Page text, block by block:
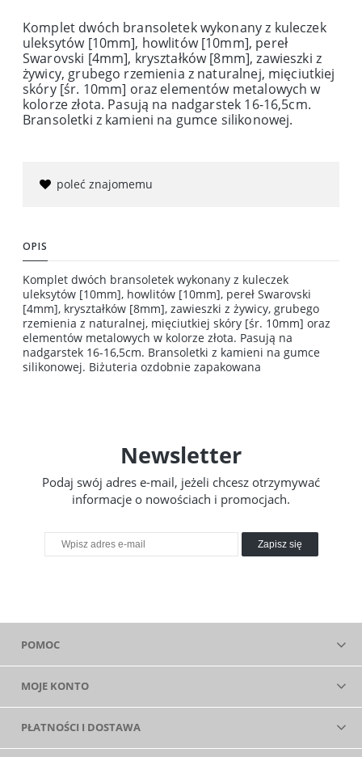
Komplet dwóch bransoletek wykonany z kuleczek
uleksytów [10mm], howlitów [10mm], pereł
Swarovski [4mm], kryształków [8mm], zawieszki z
żywicy, grubego rzemienia z naturalnej, mięciutkiej
skóry [śr. 10mm] oraz elementów metalowych w
kolorze złota. Pasują na nadgarstek 16-16,5cm.
Bransoletki z kamieni na gumce silikonowej.
poleć znajomemu
OPIS
Komplet dwóch bransoletek wykonany z kuleczek
uleksytów [10mm], howlitów [10mm], pereł Swarovski
[4mm], kryształków [8mm], zawieszki z żywicy, grubego
rzemienia z naturalnej, mięciutkiej skóry [śr. 10mm] oraz
elementów metalowych w kolorze złota. Pasują na
nadgarstek 16-16,5cm. Bransoletki z kamieni na gumce
silikonowej. Biżuteria ozdobnie zapakowana
Newsletter
Podaj swój adres e-mail, jeżeli chcesz otrzymywać
informacje o nowościach i promocjach.
Zapisz się
POMOC
MOJE KONTO
PŁATNOŚCI I DOSTAWA